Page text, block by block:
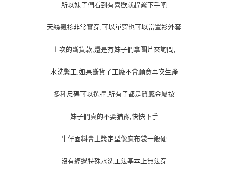
所以妹子們看到有喜歡就趕緊下手吧
天絲襯衫非常實穿,可以單穿也可以當罩衫外套
上次的斷貨款,還是有妹子們拿圖片來詢問,
水洗繁工,如果斷貨了工廠不會願意再次生產
多種尺碼可以選擇,所有子都是質感金屬按
妹子們真的不要猶豫,快快下手
牛仔面料會上漿定型像麻布袋一般硬
沒有經過特殊水洗工法基本上無法穿